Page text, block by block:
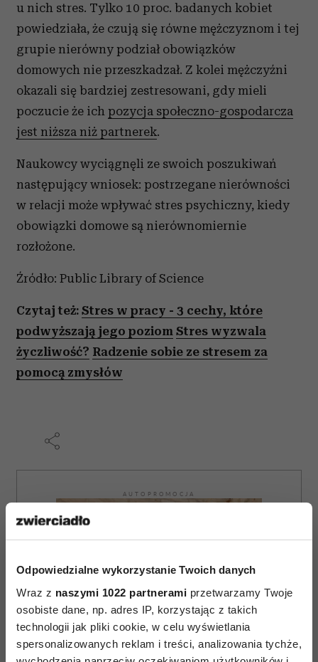
Odpowiedzialne wykorzystanie Twoich danych
Wraz z naszymi 1022 partnerami przetwarzamy Twoje
osobiste dane, np. adres IP, korzystając z takich
technologii jak pliki cookie, w celu wyświetlania
spersonalizowanych reklam i treści, analizowania tychże,
u nich stres. Tylko 10 proc. badanych kobiet
powiedziała, że czują się równe mężczyznom i tej
grupie nierówny podział obowiązków
domowych nie przeszkadzał. Z kolei mężczyźni
okazali się bardziej zestresowani, gdy mieli
poczucie że ich pozycja społeczno-gospodarcza
jest niższa niż partnerek.
Naukowcy wyciągnęli ze swoich poszukiwań
następujący wniosek: postrzegane nierówności
w relacji może wpływać stres psychiczny, kiedy
obowiązki domowe są nierównomiernie
rozłożone.
Źródło: Public Library of Science
Czytaj też: Stres w pracy - 3 cechy, które
podwyższają jego poziom Stres wyzwala
życzliwość? Radzenie sobie ze stresem za
pomocą zmysłów
AUTOPROMOCJA